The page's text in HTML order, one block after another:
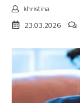
khristina
23.03.2026